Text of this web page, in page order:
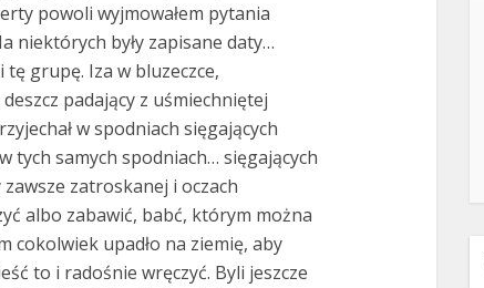
powoli wyjmowałem pytania
niektórych były zapisane daty…
tę grupę. Iza w bluzeczce,
padający z uśmiechniętej
w spodniach sięgających
tych samych spodniach… sięgających
zawsze zatroskanej i oczach
albo zabawić, babć, którym można
cokolwiek upadło na ziemię, aby
to i radośnie wręczyć. Byli jeszcze